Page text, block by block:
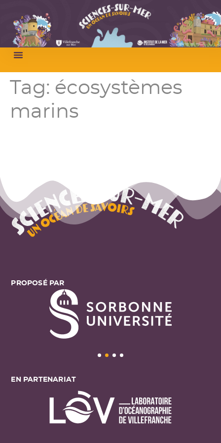
Tag: écosystèmes
marins
PROPOSÉ PAR
EN PARTENARIAT